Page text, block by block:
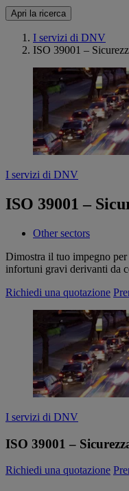
Apri la ricerca
I servizi di DNV
ISO 39001 –
I servizi di DNV
ISO 39001 –
Other sectors
Dimostra il tuo impegno
infortuni gravi derivanti da
Richiedi una quotazione
I servizi di DNV
ISO 39001 –
Richiedi una quotazione